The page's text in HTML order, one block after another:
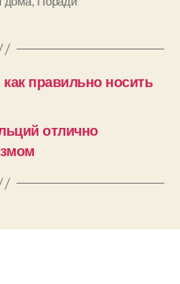
правильно носить
отлично